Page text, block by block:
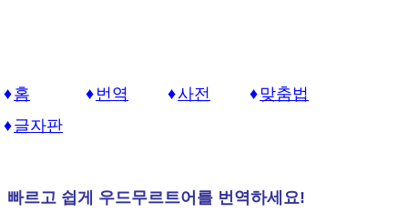
홈 번역 사전
맞춤법
글자판
빠르고 쉽게 우드무르트어를 번역하세요!